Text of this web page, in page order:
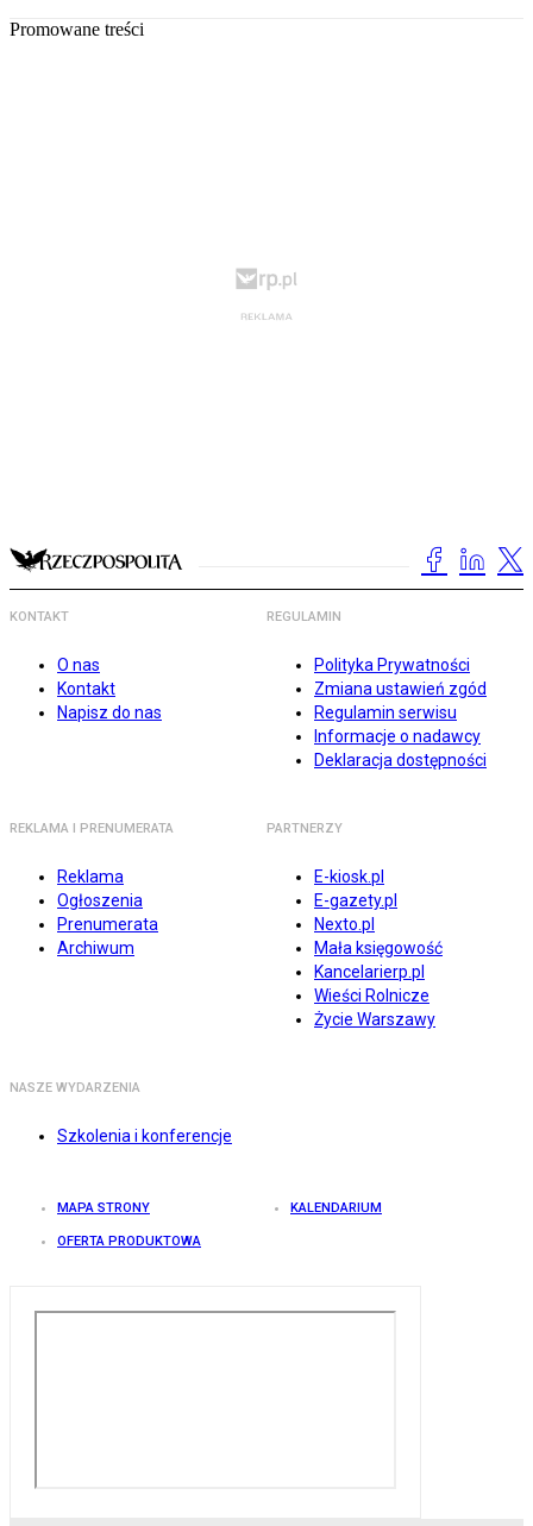
Promowane treści
KONTAKT
O nas
Kontakt
Napisz do nas
REGULAMIN
Polityka Prywatności
Zmiana ustawień zgód
Regulamin serwisu
Informacje o nadawcy
Deklaracja dostępności
REKLAMA I PRENUMERATA
Reklama
Ogłoszenia
Prenumerata
Archiwum
PARTNERZY
E-kiosk.pl
E-gazety.pl
Nexto.pl
Mała księgowość
Kancelarierp.pl
Wieści Rolnicze
Życie Warszawy
NASZE WYDARZENIA
Szkolenia i konferencje
MAPA STRONY KALENDARIUM
OFERTA PRODUKTOWA